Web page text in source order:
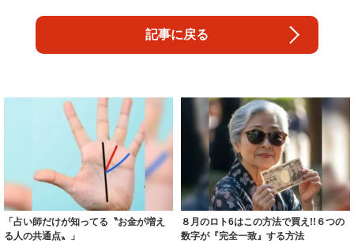
記事に戻る
「占い師だけが知ってる〝お金が増え
る人の共通点〟」
８月のロト6はこの方法で買え!!６つの
数字が『完全一致』する方法